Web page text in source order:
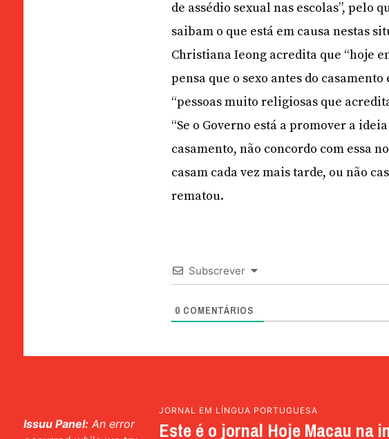
de assédio sexual nas escolas”, pelo
saibam o que está em causa nestas
Christiana Ieong acredita que “hoje
pensa que o sexo antes do
“pessoas muito religiosas que
“Se o Governo está a promover a
casamento, não concordo com essa
casam cada vez mais tarde, ou não
rematou.
Subscrever
0 COMENTÁRIOS
Issuu Panel: An error
JORNAL EM LÍNGUA PORTUGUESA
Este é o jornal Hoje Macau na